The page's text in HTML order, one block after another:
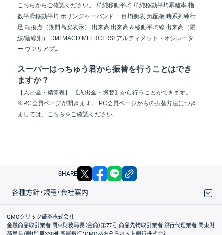
こちらからご確認ください。 単純移動平均 単純移動平均乖離率 指
数平滑移動平均 ボリンジャーバンド 一目均衡表 気配板 時系列練行
足 転換点（期間高安表示） 出来高 出来高＆移動平均線 出来高（陽
線/陰線別） DMI MACD MFI RCI RSI アルティメット・オシレータ
ー ヴァリアブ...
スーパーはっちゅう君から振替を行うことはでき
ますか？
【入出金・精算表】-【入出金・振替】から行うことができます。
※PC会員ページが開きます。 PC会員ページからの振替方法につき
ましては、こちらをご確認ください。
SHARE X facebook
各種方針・規程・会社案内
取引規程・約款
サイトマップ
その他のご案内
個人情報保護方針
最良執行方針
サイトのご利用について
ディスクレイマー
信託保全
リスク説明
会社案内
GMOクリック証券株式会社
金融商品取引業者 関東財務局長（金商）第77号 商品先物取引業者 銀行代理業者 関東財
務局長（銀代）第330号 所属銀行：GMOあおぞらネット銀行株式会社